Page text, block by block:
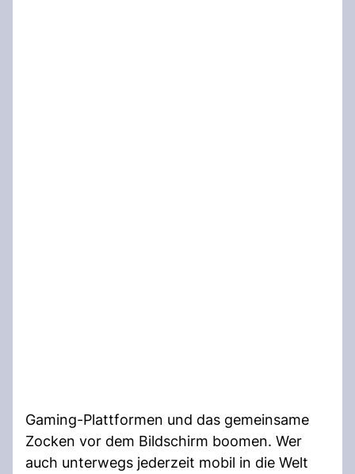
Gaming-Plattformen und das gemeinsame
Zocken vor dem Bildschirm boomen. Wer
auch unterwegs jederzeit mobil in die Welt